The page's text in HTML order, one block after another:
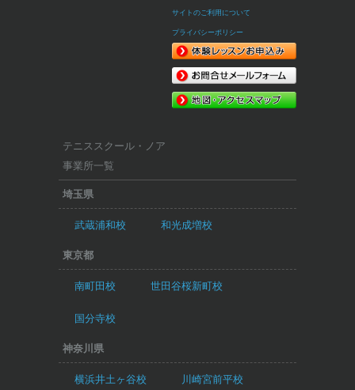
サイトのご利用について
プライバシーポリシー
テニススクール・ノア
事業所一覧
埼玉県
武蔵浦和校 和光成増校
東京都
南町田校 世田谷桜新町校
国分寺校
神奈川県
横浜井土ヶ谷校 川崎宮前平校